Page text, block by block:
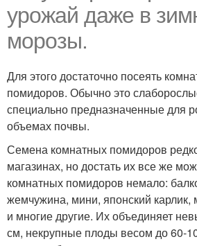
урожай даже в
морозы.
Для этого достаточно посеять
помидоров. Обычно это
специально предназначенные для
объемах почвы.
Семена комнатных помидоров
магазинах, но достать их все же
комнатных помидоров немало:
жемчужина, мини, японский
и многие другие. Их объединяет
см, некрупные плоды весом до 60-